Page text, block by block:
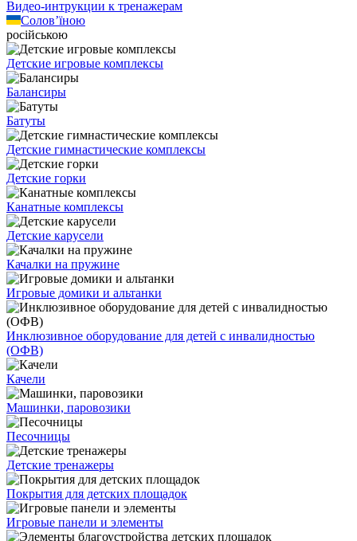
Видео-интрукции к тренажерам
Солов’їною
російською
Детские игровые комплексы
Балансиры
Батуты
Детские гимнастические комплексы
Детские горки
Канатные комплексы
Детские карусели
Качалки на пружине
Игровые домики и альтанки
Инклюзивное оборудование для детей с инвалидностью
(ОФВ)
Качели
Машинки, паровозики
Песочницы
Детские тренажеры
Покрытия для детских площадок
Игровые панели и элементы